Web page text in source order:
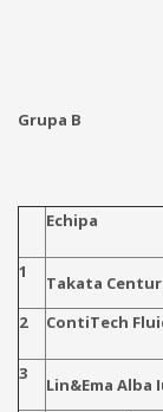
Grupa B
Echipa
1
Takata
2 ContiTech
3
Lin&Ema Alba